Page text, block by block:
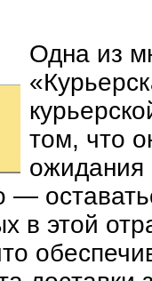
Одна из
том, что
ожидания
—
в этой